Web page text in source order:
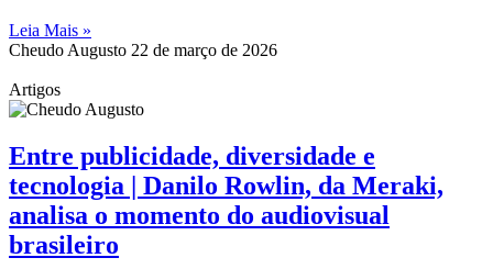
Leia Mais »
Cheudo Augusto 22 de março de 2026
Artigos
Entre publicidade, diversidade e
tecnologia | Danilo Rowlin, da Meraki,
analisa o momento do audiovisual
brasileiro